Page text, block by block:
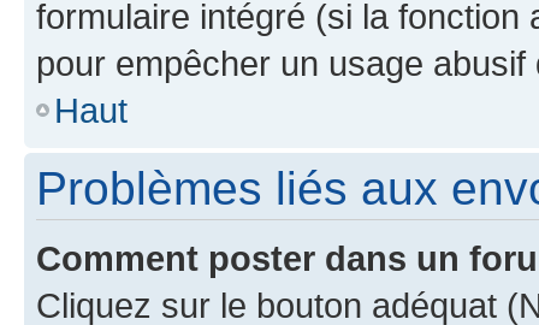
formulaire intégré (si la fonction
pour empêcher un usage
Haut
Problèmes liés aux
Comment poster dans un
Cliquez sur le bouton adéquat